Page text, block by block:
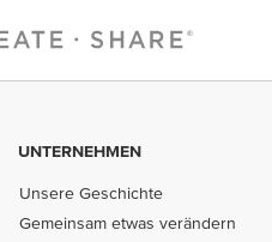
UNTERNEHMEN
Unsere Geschichte
Gemeinsam etwas verändern